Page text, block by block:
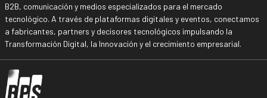
B2B, comunicación y medios especializados para el mercado
tecnológico. A través de plataformas digitales y eventos, conectamos
a fabricantes, partners y decisores tecnológicos impulsando la
Transformación Digital, la Innovación y el crecimiento empresarial.